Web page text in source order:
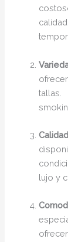
lujo y